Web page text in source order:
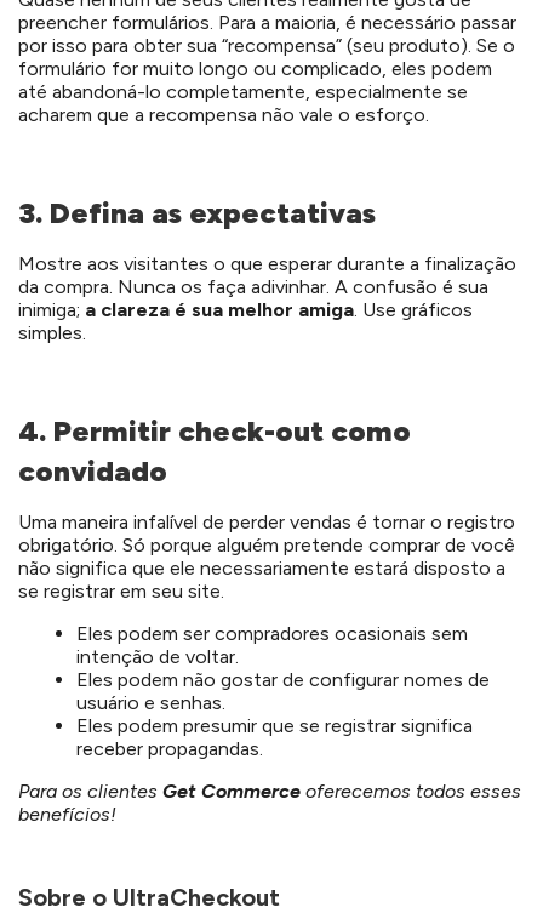
preencher formulários. Para a maioria, é necessário passar
por isso para obter sua “recompensa” (seu produto). Se o
formulário for muito longo ou complicado, eles podem
até abandoná-lo completamente, especialmente se
acharem que a recompensa não vale o esforço.
3. Defina as expectativas
Mostre aos visitantes o que esperar durante a finalização
da compra. Nunca os faça adivinhar. A confusão é sua
inimiga; a clareza é sua melhor amiga. Use gráficos
simples.
4. Permitir check-out como
convidado
Uma maneira infalível de perder vendas é tornar o registro
obrigatório. Só porque alguém pretende comprar de você
não significa que ele necessariamente estará disposto a
se registrar em seu site.
Eles podem ser compradores ocasionais sem
intenção de voltar.
Eles podem não gostar de configurar nomes de
usuário e senhas.
Eles podem presumir que se registrar significa
receber propagandas.
Para os clientes Get Commerce oferecemos todos esses
benefícios!
Sobre o UltraCheckout